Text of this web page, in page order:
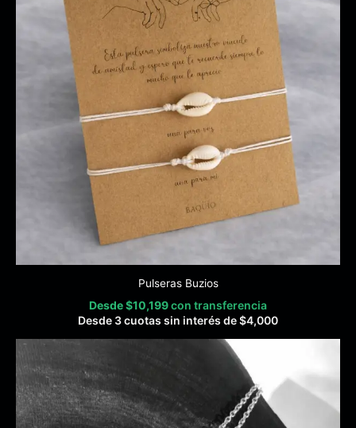
Pulseras Buzios
Desde$10,199con transferencia
Desde 3 cuotas sin interés de$4,000